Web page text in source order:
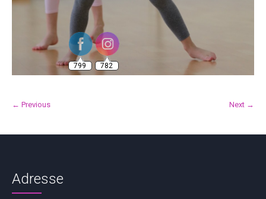
← Previous Next →
Adresse
799 782